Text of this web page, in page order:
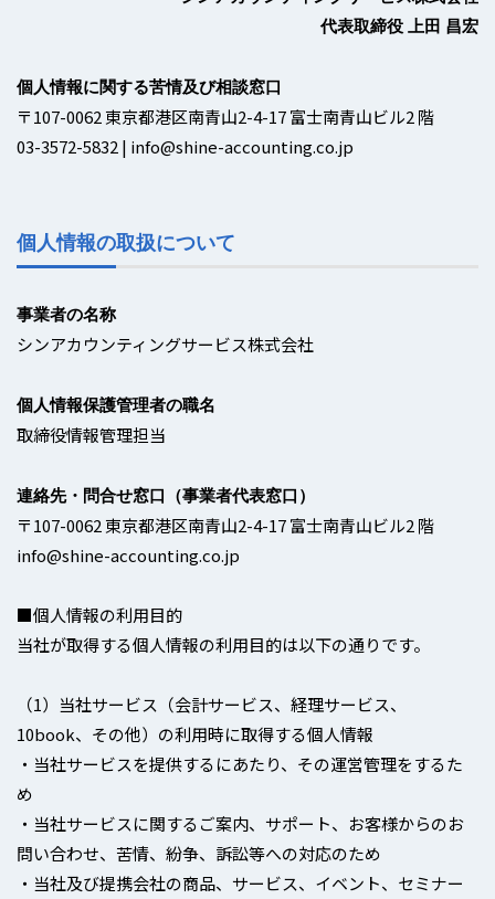
代表取締役 上田 昌宏
個人情報に関する苦情及び相談窓口
〒107-0062 東京都港区南青山2-4-17 富士南青山ビル2 階
03-3572-5832 | info@shine-accounting.co.jp
個人情報の取扱について
事業者の名称
シンアカウンティングサービス株式会社
個人情報保護管理者の職名
取締役情報管理担当
連絡先・問合せ窓口（事業者代表窓口）
〒107-0062 東京都港区南青山2-4-17 富士南青山ビル2 階
info@shine-accounting.co.jp
■個人情報の利用目的
当社が取得する個人情報の利用目的は以下の通りです。
（1）当社サービス（会計サービス、経理サービス、
10book、その他）の利用時に取得する個人情報
・当社サービスを提供するにあたり、その運営管理をするた
め
・当社サービスに関するご案内、サポート、お客様からのお
問い合わせ、苦情、紛争、訴訟等への対応のため
・当社及び提携会社の商品、サービス、イベント、セミナー